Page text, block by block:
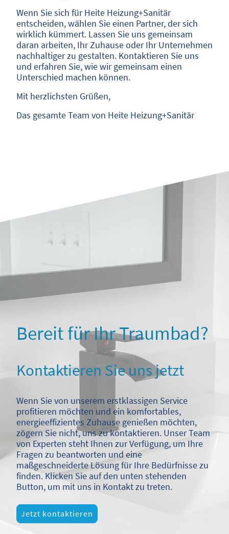
Wenn Sie sich für Heite Heizung+Sanitär
entscheiden, wählen Sie einen Partner, der sich
wirklich kümmert. Lassen Sie uns gemeinsam
daran arbeiten, Ihr Zuhause oder Ihr Unternehmen
nachhaltiger zu gestalten. Kontaktieren Sie uns
und erfahren Sie, wie wir gemeinsam einen
Unterschied machen können.
Mit herzlichsten Grüßen,
Das gesamte Team von Heite Heizung+Sanitär
Bereit für Ihr Traumbad?
Kontaktieren Sie uns jetzt
Wenn Sie von unserem erstklassigen Service
profitieren möchten und ein komfortables,
energieeffizientes Zuhause genießen möchten,
zögern Sie nicht, uns zu kontaktieren. Unser Team
von Experten steht Ihnen zur Verfügung, um Ihre
Fragen zu beantworten und eine
maßgeschneiderte Lösung für Ihre Bedürfnisse zu
finden. Klicken Sie auf den unten stehenden
Button, um mit uns in Kontakt zu treten.
Jetzt kontaktieren